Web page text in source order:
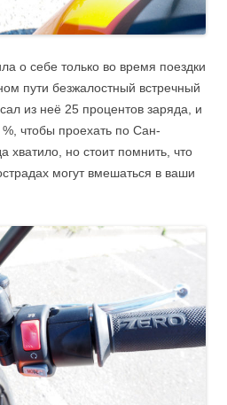
о себе только во время поездки
пути безжалостный встречный
из неё 25 процентов заряда, и
чтобы проехать по Сан-
хватило, но стоит помнить, что
могут вмешаться в ваши